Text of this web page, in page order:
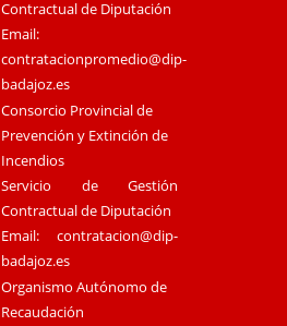
Contractual de Diputación
Email:
contratacionpromedio@dip-
badajoz.es
Consorcio Provincial de
Prevención y Extinción de
Incendios
Servicio de Gestión
Contractual de Diputación
Email:contratacion@dip-
badajoz.es
Organismo Autónomo de
Recaudación